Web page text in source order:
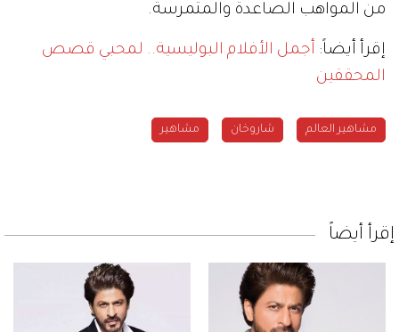
من المواهب الصاعدة والمتمرسة.
إقرأ أيضاً: أجمل الأفلام البوليسية.. لمحبي قصص
المحققين
مشاهير العالم شاروخان مشاهير
إقرأ أيضاً